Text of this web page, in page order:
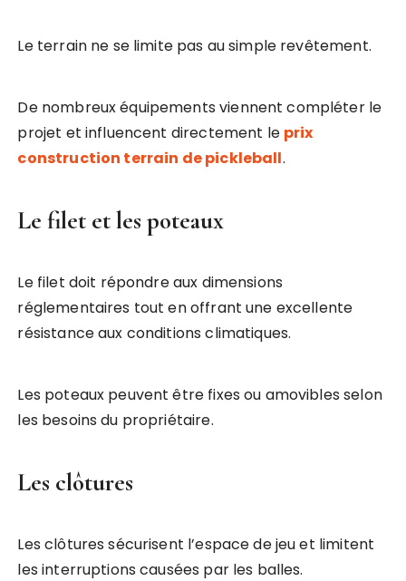
Le terrain ne se limite pas au simple revêtement.
De nombreux équipements viennent compléter le
projet et influencent directement le prix
construction terrain de pickleball.
Le filet et les poteaux
Le filet doit répondre aux dimensions
réglementaires tout en offrant une excellente
résistance aux conditions climatiques.
Les poteaux peuvent être fixes ou amovibles selon
les besoins du propriétaire.
Les clôtures
Les clôtures sécurisent l’espace de jeu et limitent
les interruptions causées par les balles.